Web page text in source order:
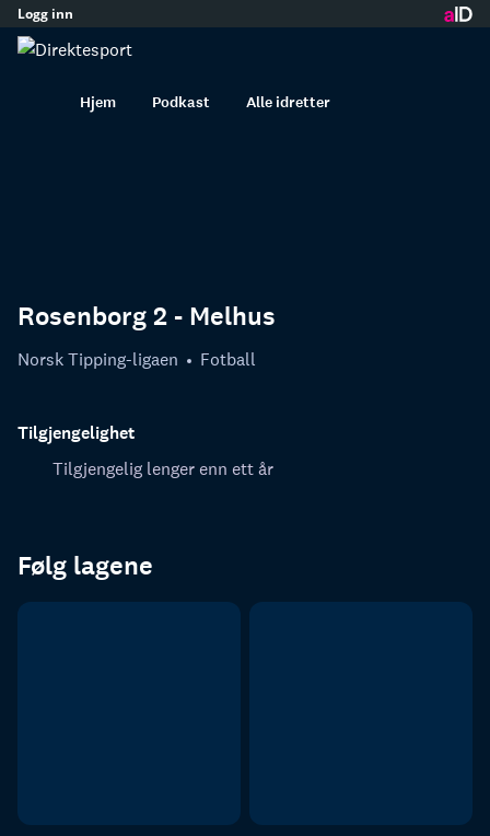
innhold
Logg inn
Hjem Podkast Alle idretter
Rosenborg 2 - Melhus
Norsk Tipping-ligaen Fotball
Tilgjengelighet
Tilgjengelig lenger enn ett år
Følg lagene